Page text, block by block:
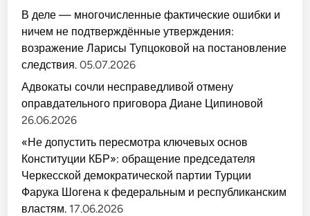
В деле — многочисленные фактические ошибки и
ничем не подтверждённые утверждения:
возражение Ларисы Тупцоковой на постановление
следствия. 05.07.2026
Адвокаты сочли несправедливой отмену
оправдательного приговора Диане Ципиновой
26.06.2026
«Не допустить пересмотра ключевых основ
Конституции КБР»: обращение председателя
Черкесской демократической партии Турции
Фарука Шогена к федеральным и республиканским
властям. 17.06.2026